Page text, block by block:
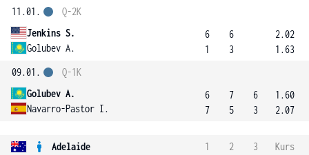
11.01.
Jenkins S.
Golubev A.
Q-2K
6
1
6
3
2.02
1.63
09.01.
Golubev A.
Navarro-Pastor I.
Q-1K
6
7
7
5
6
3
1.60
2.07
Adelaide 1 2 3
Kurs